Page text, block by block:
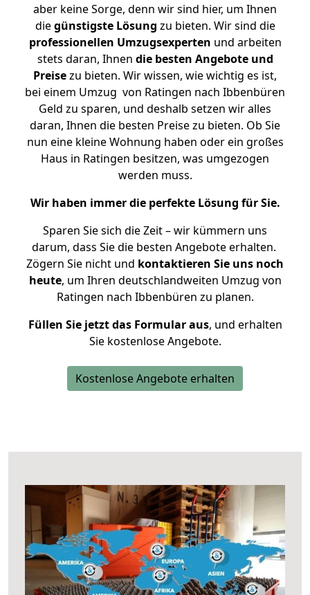
aber keine Sorge, denn wir sind hier, um Ihnen
diegünstigste Lösung zu bieten. Wir sind die
professionellen Umzugsexperten und arbeiten
stets daran, Ihnen die besten Angebote und
Preisezu bieten. Wir wissen, wie wichtig es ist,
bei einem Umzug von Ratingen nach Ibbenbüren
Geld zu sparen, und deshalb setzen wir alles
daran, Ihnen die besten Preise zu bieten. Ob Sie
nun eine kleine Wohnung haben oder ein großes
Haus in Ratingen besitzen, was umgezogen
werden muss.
Wir haben immer die perfekte Lösung für Sie.
Sparen Sie sich die Zeit – wir kümmern uns
darum, dass Sie die besten Angebote erhalten.
Zögern Sie nicht und kontaktieren Sie uns noch
heute, um Ihren deutschlandweiten Umzug von
Ratingen nach Ibbenbüren zu planen.
Füllen Sie jetzt das Formular aus, und erhalten
Sie kostenlose Angebote.
Kostenlose Angebote erhalten